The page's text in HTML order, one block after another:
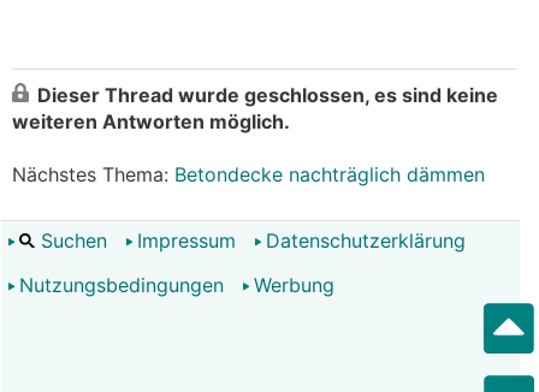
Dieser Thread wurde geschlossen, es sind keine
weiteren Antworten möglich.
Nächstes Thema: Betondecke nachträglich dämmen
Suchen Impressum
Datenschutzerklärung
Nutzungsbedingungen
Werbung